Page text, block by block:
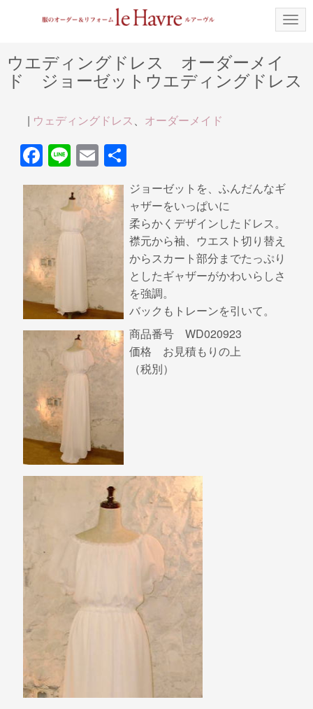
N
a
a
t
ウエディングドレス オーダーメイ
ド ジョーゼットウエディングドレス
| ウェディングドレス、 オーダーメイド
F
a
c
e
b
o
o
k
Li
n
e
E
m
ail
有
ジョーゼットを、ふんだんなギ
ャザーをいっぱいに
柔らかくデザインしたドレス。
襟元から袖、ウエスト切り替え
からスカート部分までたっぷり
としたギャザーがかわいらしさ
を強調。
バックもトレーンを引いて。
商品番号 WD020923
価格 お見積もりの上
（税別）